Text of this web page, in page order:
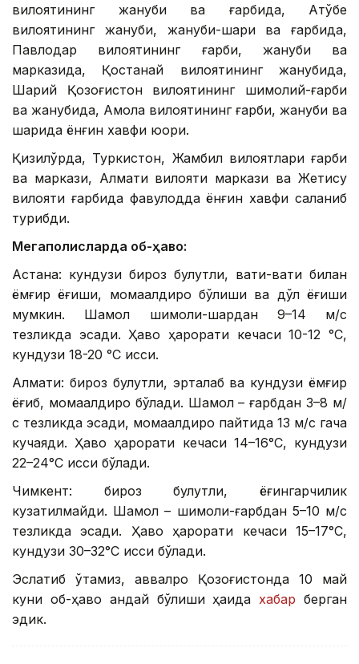
вилоятининг жануби ва ғарбида, Ақтўбе
вилоятининг жануби, жануби-шарқи ва ғарбида,
Павлодар вилоятининг ғарби, жануби ва
марказида, Қостанай вилоятининг жанубида,
Шарқий Қозоғистон вилоятининг шимолий-ғарби
ва жанубида, Ақмола вилоятининг ғарби, жануби ва
шарқида ёнғин хавфи юқори.
Қизилўрда, Туркистон, Жамбил вилоятлари ғарби
ва маркази, Алмати вилояти маркази ва Жетису
вилояти ғарбида фавқулодда ёнғин хавфи сақланиб
турибди.
Мегаполисларда об-ҳаво:
Астана: кундузи бироз булутли, вақти-вақти билан
ёмғир ёғиши, момақалдироқ бўлиши ва дўл ёғиши
мумкин. Шамол шимоли-шарқдан 9–14 м/с
тезликда эсади. Ҳаво ҳарорати кечаси 10-12 °С,
кундузи 18-20 °С иссиқ.
Алмати: бироз булутли, эрталаб ва кундузи ёмғир
ёғиб, момақалдироқ бўлади. Шамол – ғарбдан 3–8 м/
с тезликда эсади, момақалдироқ пайтида 13 м/с гача
кучаяди. Ҳаво ҳарорати кечаси 14–16°С, кундузи
22–24°С иссиқ бўлади.
Чимкент: бироз булутли, ёғингарчилик
кузатилмайди. Шамол – шимоли-ғарбдан 5–10 м/с
тезликда эсади. Ҳаво ҳарорати кечаси 15–17°С,
кундузи 30–32°С иссиқ бўлади.
Эслатиб ўтамиз, аввалроқ Қозоғистонда 10 май
куни об-ҳаво қандай бўлиши ҳақидахабар берган
эдик.